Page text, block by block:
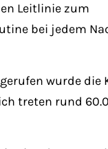
Leitlinie zum
bei jedem
wurde die
treten rund